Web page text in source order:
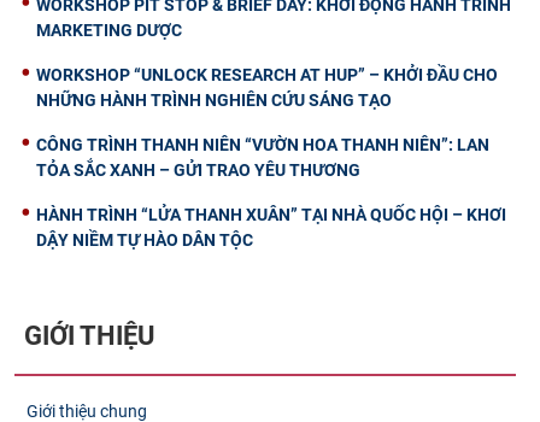
WORKSHOP PIT STOP & BRIEF DAY: KHỞI ĐỘNG HÀNH TRÌNH
MARKETING DƯỢC
WORKSHOP “UNLOCK RESEARCH AT HUP” – KHỞI ĐẦU CHO
NHỮNG HÀNH TRÌNH NGHIÊN CỨU SÁNG TẠO
CÔNG TRÌNH THANH NIÊN “VƯỜN HOA THANH NIÊN”: LAN
TỎA SẮC XANH – GỬI TRAO YÊU THƯƠNG
HÀNH TRÌNH “LỬA THANH XUÂN” TẠI NHÀ QUỐC HỘI – KHƠI
DẬY NIỀM TỰ HÀO DÂN TỘC
GIỚI THIỆU
Giới thiệu chung